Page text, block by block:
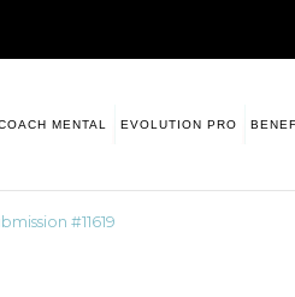
MENTAL EVOLUTION PRO
#11619